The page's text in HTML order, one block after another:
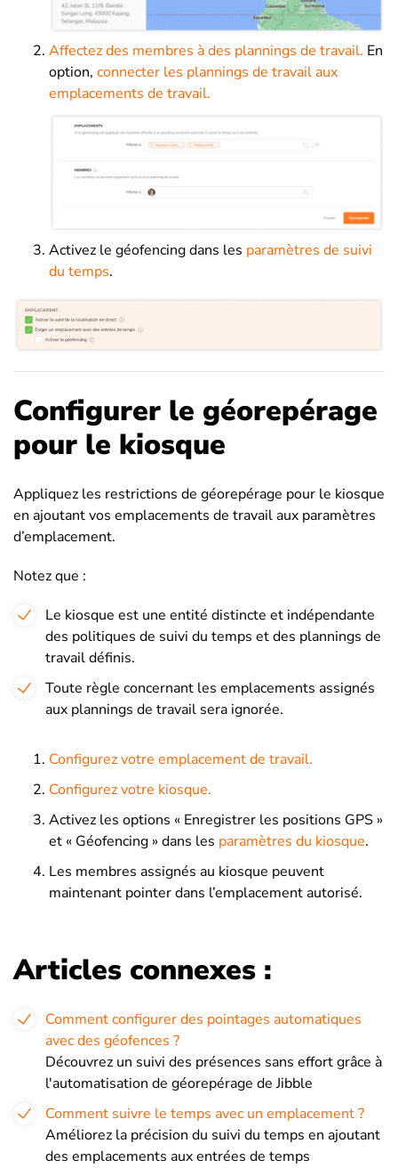
Affectez des membres à des plannings de travail. En
option, connecter les plannings de travail aux
emplacements de travail.
Activez le géofencing dans les paramètres de suivi
du temps.
Configurer le géorepérage
pour le kiosque
Appliquez les restrictions de géorepérage pour le kiosque
en ajoutant vos emplacements de travail aux paramètres
d’emplacement.
Notez que :
Le kiosque est une entité distincte et indépendante
des politiques de suivi du temps et des plannings de
travail définis.
Toute règle concernant les emplacements assignés
aux plannings de travail sera ignorée.
Configurez votre emplacement de travail.
Configurez votre kiosque.
Activez les options « Enregistrer les positions GPS »
et « Géofencing » dans les paramètres du kiosque.
Les membres assignés au kiosque peuvent
maintenant pointer dans l’emplacement autorisé.
Articles connexes :
Comment configurer des pointages automatiques
avec des géofences ?
Découvrez un suivi des présences sans effort grâce à
l'automatisation de géorepérage de Jibble
Comment suivre le temps avec un emplacement ?
Améliorez la précision du suivi du temps en ajoutant
des emplacements aux entrées de temps